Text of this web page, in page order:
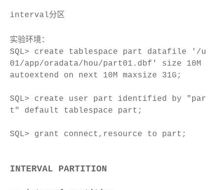
interval分区
实验环境：
SQL> create tablespace part datafile '/u
01/app/oradata/hou/part01.dbf' size 10M
autoextend on next 10M maxsize 31G;
SQL> create user part identified by "par
t" default tablespace part;
SQL> grant connect,resource to part;
INTERVAL PARTITION